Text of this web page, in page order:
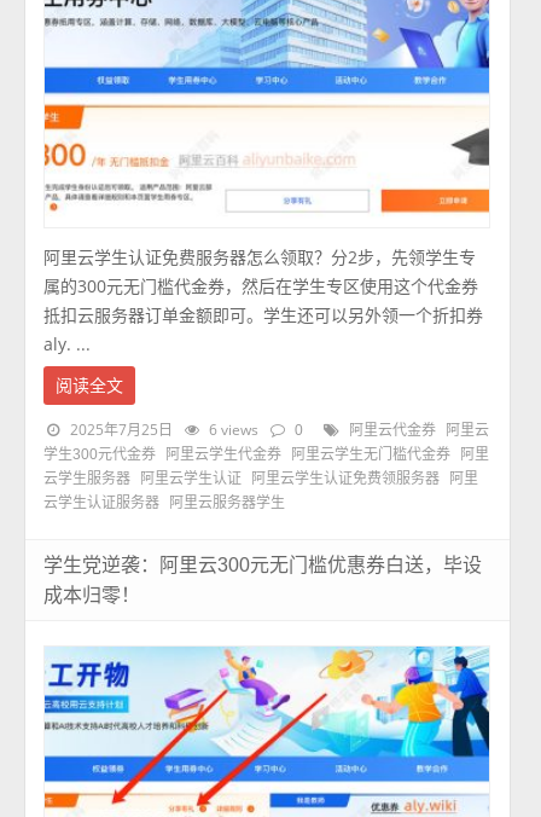
阿里云学生认证免费服务器怎么领取？分2步，先领学生专
属的300元无门槛代金券，然后在学生专区使用这个代金券
抵扣云服务器订单金额即可。学生还可以另外领一个折扣券
aly. ...
阅读全文
2025年7月25日 6 views 0 阿里云代金券
阿里云
学生300元代金券
阿里云学生代金券 阿里云学生无门槛代金券
阿里
云学生服务器
阿里云学生认证 阿里云学生认证免费领服务器
阿里
云学生认证服务器
阿里云服务器学生
学生党逆袭：阿里云300元无门槛优惠券白送，毕设
成本归零！